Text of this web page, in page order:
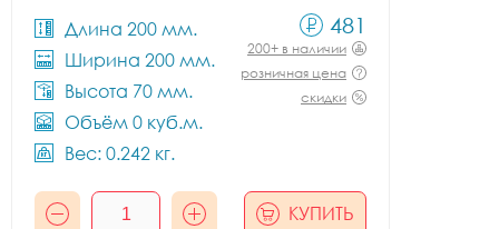
Длина 200 мм.
Ширина 200 мм.
Высота 70 мм.
Объём 0 куб.м.
Вес: 0.242 кг.
481
200+ в наличии
розничная цена
скидки
КУПИТЬ